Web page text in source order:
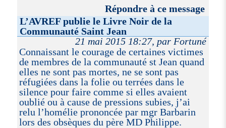
Répondre à ce message
L’AVREF publie le Livre Noir de la
Communauté Saint Jean
21 mai 2015 18:27, par Fortuné
Connaissant le courage de certaines victimes
de membres de la communauté st Jean quand
elles ne sont pas mortes, ne se sont pas
réfugiées dans la folie ou terrées dans le
silence pour faire comme si elles avaient
oublié ou à cause de pressions subies, j’ai
relu l’homélie prononcée par mgr Barbarin
lors des obsèques du père MD Philippe.